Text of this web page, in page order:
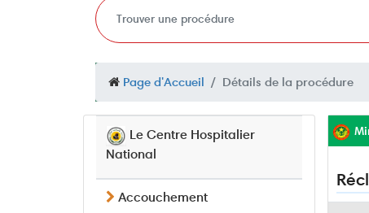
Page d'Accueil Détails de la procédure
Le Centre Hospitalier
National
Accouchement